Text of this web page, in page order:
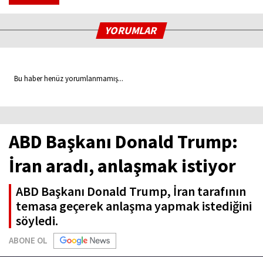
YORUMLAR
Bu haber henüz yorumlanmamış...
ABD Başkanı Donald Trump:
İran aradı, anlaşmak istiyor
ABD Başkanı Donald Trump, İran tarafının
temasa geçerek anlaşma yapmak istediğini
söyledi.
ABONE OL